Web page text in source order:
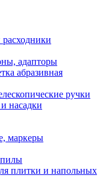
адапторы
абразивная
ручки
насадки
маркеры
пилы
плитки и напольных